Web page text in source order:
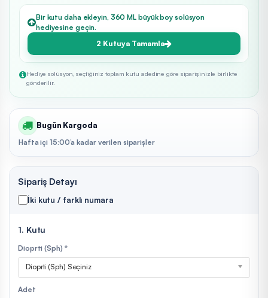
Bir kutu daha ekleyin, 360 ML büyük boy solüsyon
hediyesine geçin.
2 Kutuya Tamamla
Hediye solüsyon, seçtiğiniz toplam kutu adedine göre siparişinizle birlikte
gönderilir.
Bugün Kargoda
Hafta içi 15:00’a kadar verilen siparişler
Sipariş Detayı
İki kutu / farklı numara
1. Kutu
Dioprti (Sph) *
Dioprti (Sph) Seçiniz
Adet